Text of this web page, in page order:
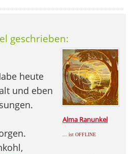
geschrieben:
Alma Ranunkel
... ist OFFLINE
heute
und eben